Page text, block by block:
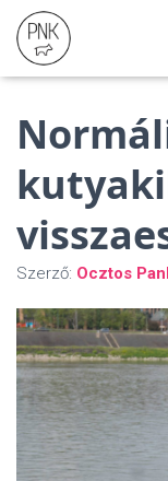
Szerző: Ocztos